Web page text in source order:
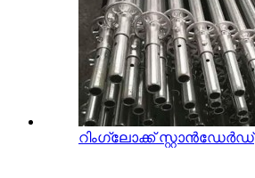
റിംഗ്ലോക്ക് സ്റ്റാൻഡേർഡ്